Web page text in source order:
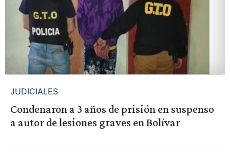
JUDICIALES
Condenaron a 3 años de prisión en suspenso
a autor de lesiones graves en Bolívar